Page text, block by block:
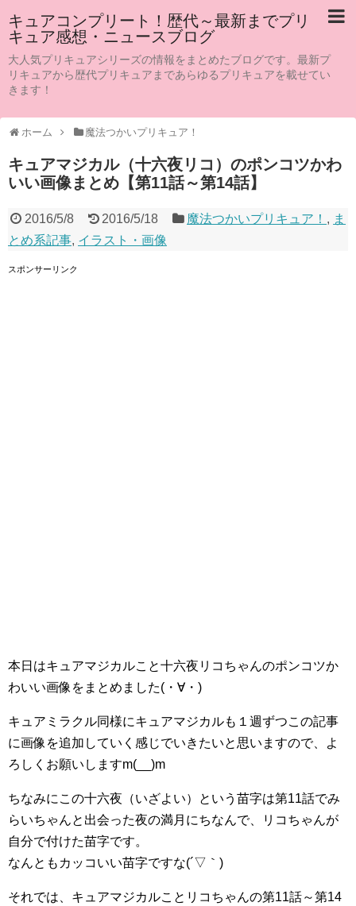
キュアコンプリート！歴代～最新までプリ
キュア感想・ニュースブログ
大人気プリキュアシリーズの情報をまとめたブログです。最新プ
リキュアから歴代プリキュアまであらゆるプリキュアを載せてい
きます！
ホーム 魔法つかいプリキュア！
キュアマジカル（十六夜リコ）のポンコツかわ
いい画像まとめ【第11話～第14話】
2016/5/8 2016/5/18 魔法つかいプリキュア！ , ま
とめ系記事, イラスト・画像
スポンサーリンク
本日はキュアマジカルこと十六夜リコちゃんのポンコツか
わいい画像をまとめました(・∀・)
キュアミラクル同様にキュアマジカルも１週ずつこの記事
に画像を追加していく感じでいきたいと思いますので、よ
ろしくお願いしますm(__)m
ちなみにこの十六夜（いざよい）という苗字は第11話でみ
らいちゃんと出会った夜の満月にちなんで、リコちゃんが
自分で付けた苗字です。
なんともカッコいい苗字ですな(´▽｀)
それでは、キュアマジカルことリコちゃんの第11話～第14